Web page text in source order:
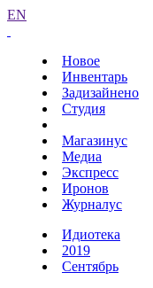
EN
Новое
Инвентарь
Задизайнено
Студия
Магазинус
Медиа
Экспресс
Иронов
Журналус
Идиотека
2019
Сентябрь